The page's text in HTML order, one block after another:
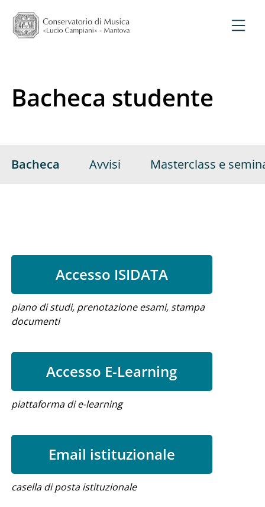
Bacheca studente
Bacheca Avvisi Masterclass e
Accesso ISIDATA
piano di studi, prenotazione esami, stampa
documenti
Accesso E-Learning
piattaforma di e-learning
Email istituzionale
casella di posta istituzionale